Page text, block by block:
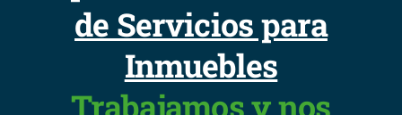
de Servicios para
Inmuebles
Trabajamos y nos